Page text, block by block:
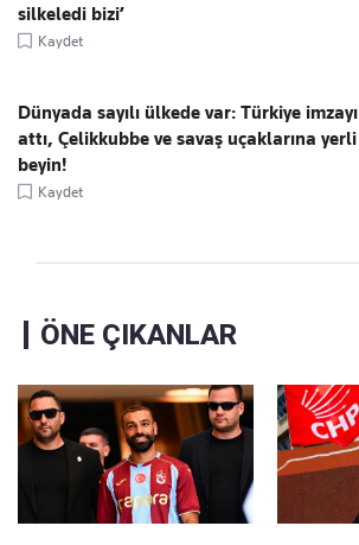
silkeledi bizi’
Kaydet
Dünyada sayılı ülkede var: Türkiye imzayı
attı, Çelikkubbe ve savaş uçaklarına yerli
beyin!
Kaydet
ÖNE ÇIKANLAR